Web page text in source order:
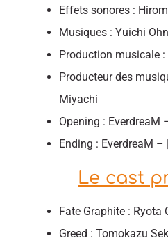
Effets sonores :
Musiques : Yuichi
Production musicale :
Producteur des
Miyachi
Opening : EverdreaM
Ending : EverdreaM –
Le cast
Fate Graphite : Ryota
Greed : Tomokazu